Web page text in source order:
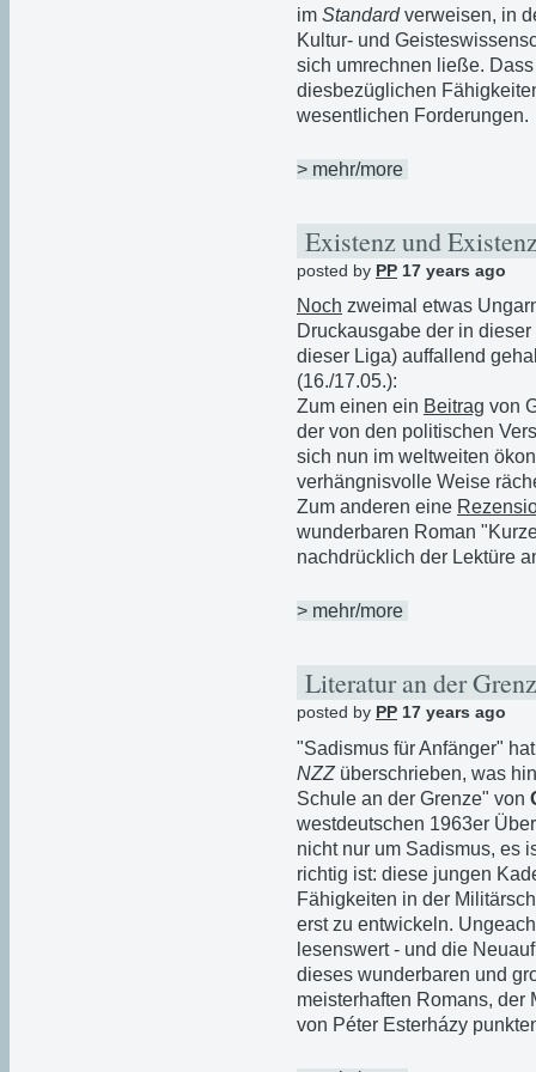
im Standardverweisen, in
Kultur- und
sich umrechnen ließe.
diesbezüglichen
wesentlichen Forderungen.
> mehr/more
Existenz und
posted by PP 17 years ago
Noch zweimal etwas
Druckausgabe der in
dieser Liga) auffallend
(16./17.05.):
Zum einen ein Beitrag von
der von den politischen
sich nun im weltweiten
verhängnisvolle Weise
Zum anderen eine
wunderbaren Roman
nachdrücklich der Lektüre
> mehr/more
Literatur an der
posted by PP 17 years ago
"Sadismus für Anfänger"
NZZüberschrieben, was
Schule an der Grenze" von
westdeutschen 1963er
nicht nur um Sadismus, es
richtig ist: diese jungen
Fähigkeiten in der
erst zu entwickeln.
lesenswert - und die
dieses wunderbaren und
meisterhaften Romans, der
von Péter Esterházy